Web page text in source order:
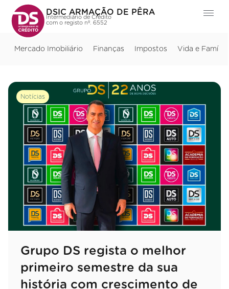
DSIC ARMAÇÃO DE PÊRA
Intermediário de Crédito
com o registo nº. 6552
Mercado Imobiliário Finanças Impostos Vida e Família
Notícias
Grupo DS regista o melhor
primeiro semestre da sua
história com crescimento de